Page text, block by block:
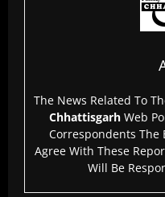
The News Related To
Chhattisgarh Web
Correspondents The
Agree With These
Will Be